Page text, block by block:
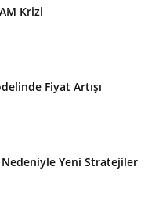
Krizi
Fiyat Artışı
Yeni Stratejiler